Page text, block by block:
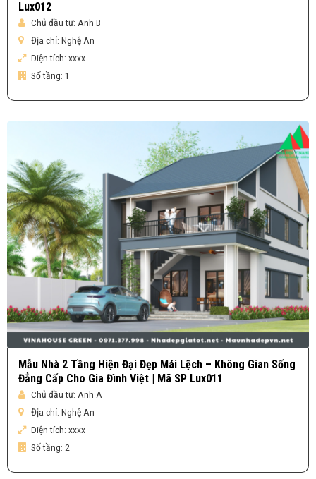
Lux012
Chủ đầu tư: Anh B
Địa chỉ: Nghệ An
Diện tích: xxxx
Số tầng: 1
Mẫu Nhà 2 Tầng Hiện Đại Đẹp Mái Lệch – Không Gian Sống
Đẳng Cấp Cho Gia Đình Việt | Mã SP Lux011
Chủ đầu tư: Anh A
Địa chỉ: Nghệ An
Diện tích: xxxx
Số tầng: 2